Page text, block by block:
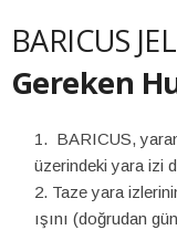
BARICUS
Gereken
BARICUS,
üzerindeki yara izi
Taze yara
ışını (doğrudan